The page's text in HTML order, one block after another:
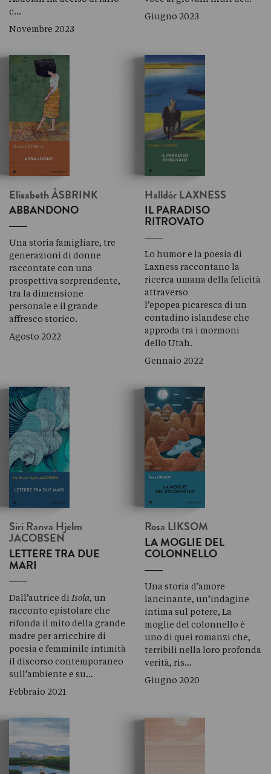
c…
Novembre 2023
Giugno 2023
Elisabeth ÅSBRINK
ABBANDONO
Una storia famigliare, tre
generazioni di donne
raccontate con una
prospettiva sorprendente,
tra la dimensione
personale e il grande
affresco storico.
Agosto 2022
Halldór LAXNESS
IL PARADISO
RITROVATO
Lo humor e la poesia di
Laxness raccontano la
ricerca umana della felicità
attraverso
l’epopea picaresca di un
contadino islandese che
approda tra i mormoni
dello Utah.
Gennaio 2022
Siri Ranva Hjelm
JACOBSEN
LETTERE TRA DUE
MARI
Dall’autrice di Isola, un
racconto epistolare che
rifonda il mito della grande
madre per arricchire di
poesia e femminile intimità
il discorso contemporaneo
sull’ambiente e su…
Febbraio 2021
Rosa LIKSOM
LA MOGLIE DEL
COLONNELLO
Una storia d’amore
lancinante, un’indagine
intima sul potere, La
moglie del colonnello è
uno di quei romanzi che,
terribili nella loro profonda
verità, ris…
Giugno 2020